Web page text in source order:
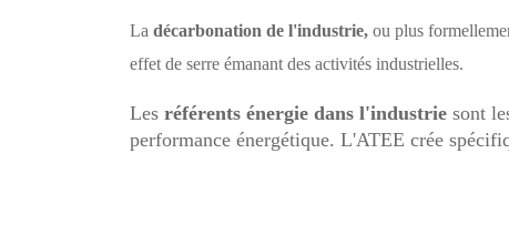
La décarbonation de l'industrie, ou plus
effet de serre émanant des activités industrielles.
Les référents énergie dans l'industrie sont
performance énergétique. L'ATEE crée